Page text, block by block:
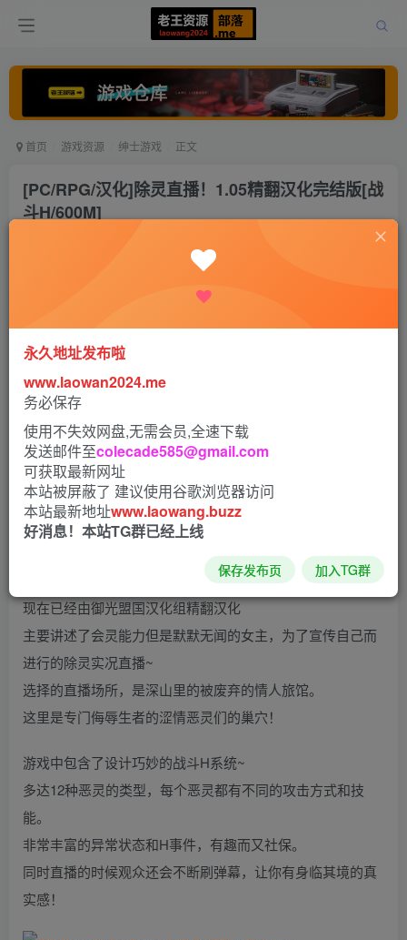
首页 游戏资源 绅士游戏 正文
[PC/RPG/汉化]除灵直播！1.05精翻汉化完结版[战
斗H/600M]
给大家带来这款无比神奇的直播题材RPG汉化新作！
除灵直播！V1.05 精翻汉化完结版
（除霊配信）
这是由[RiceRing]社团发售的一款题材超级新颖的RPG大
现在已经由御光盟国汉化组精翻汉化
主要讲述了会灵能力但是默默无闻的女主，为了宣传自己而
进行的除灵实况直播~
选择的直播场所，是深山里的被废弃的情人旅馆。
这里是专门侮辱生者的涩情恶灵们的巢穴！
游戏中包含了设计巧妙的战斗H系统~
多达12种恶灵的类型，每个恶灵都有不同的攻击方式和技
能。
非常丰富的异常状态和H事件，有趣而又社保。
同时直播的时候观众还会不断刷弹幕，让你有身临其境的真
实感！
永久地址发布啦
www.laowan2024.me
务必保存
使用不失效网盘,无需会员,全速下载
发送邮件至colecade585@gmail.com
可获取最新网址
本站被屏蔽了 建议使用谷歌浏览器访问
本站最新地址www.laowang.buzz
好消息！本站TG群已经上线
保存发布页 加入TG群